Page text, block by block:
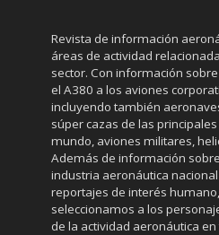
Revista de información
áreas de actividad
sector. Con información
el A380 a los aviones
incluyendo también
súper cazas de las
mundo, aviones militares,
Además de información
industria aeronáutica
reportajes de interés
seleccionamos a los
de la actividad aeronáutica